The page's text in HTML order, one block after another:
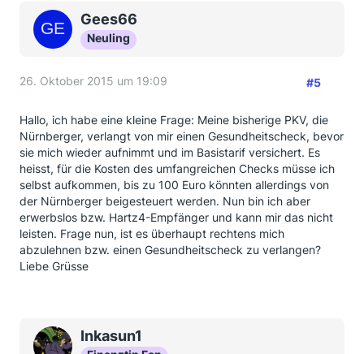
Gees66
Neuling
26. Oktober 2015 um 19:09 #5
Hallo, ich habe eine kleine Frage: Meine bisherige PKV, die
Nürnberger, verlangt von mir einen Gesundheitscheck, bevor
sie mich wieder aufnimmt und im Basistarif versichert. Es
heisst, für die Kosten des umfangreichen Checks müsse ich
selbst aufkommen, bis zu 100 Euro könnten allerdings von
der Nürnberger beigesteuert werden. Nun bin ich aber
erwerbslos bzw. Hartz4-Empfänger und kann mir das nicht
leisten. Frage nun, ist es überhaupt rechtens mich
abzulehnen bzw. einen Gesundheitscheck zu verlangen?
Liebe Grüsse
Inkasun1